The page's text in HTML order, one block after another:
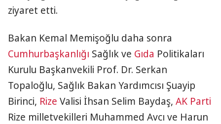
ziyaret etti.
Bakan Kemal Memişoğlu daha sonra
Cumhurbaşkanlığı Sağlık ve Gıda Politikaları
Kurulu Başkanvekili Prof. Dr. Serkan
Topaloğlu, Sağlık Bakan Yardımcısı Şuayip
Birinci, Rize Valisi İhsan Selim Baydaş, AK Parti
Rize milletvekilleri Muhammed Avcı ve Harun